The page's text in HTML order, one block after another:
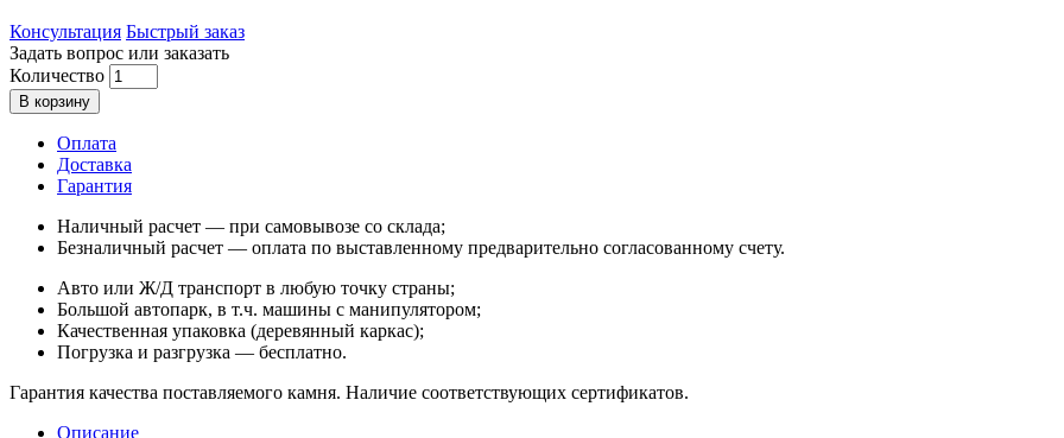
Консультация Быстрый заказ
Задать вопрос или заказать
Количество
В корзину
Оплата
Доставка
Гарантия
Наличный расчет — при самовывозе со склада;
Безналичный расчет — оплата по выставленному предварительно согласованному счету.
Авто или Ж/Д транспорт в любую точку страны;
Большой автопарк, в т.ч. машины с манипулятором;
Качественная упаковка (деревянный каркас);
Погрузка и разгрузка — бесплатно.
Гарантия качества поставляемого камня. Наличие соответствующих сертификатов.
Описание